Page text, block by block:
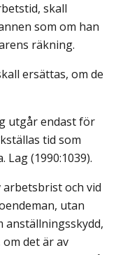
skall
som om han
räkning.
ersättas, om de
utgår endast för
tid som
Lag (1990:1039).
och vid
utan
anställningsskydd,
det är av